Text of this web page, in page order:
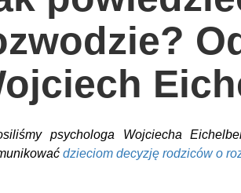
psychologa Wojciecha
dzieciom decyzję rodziców o